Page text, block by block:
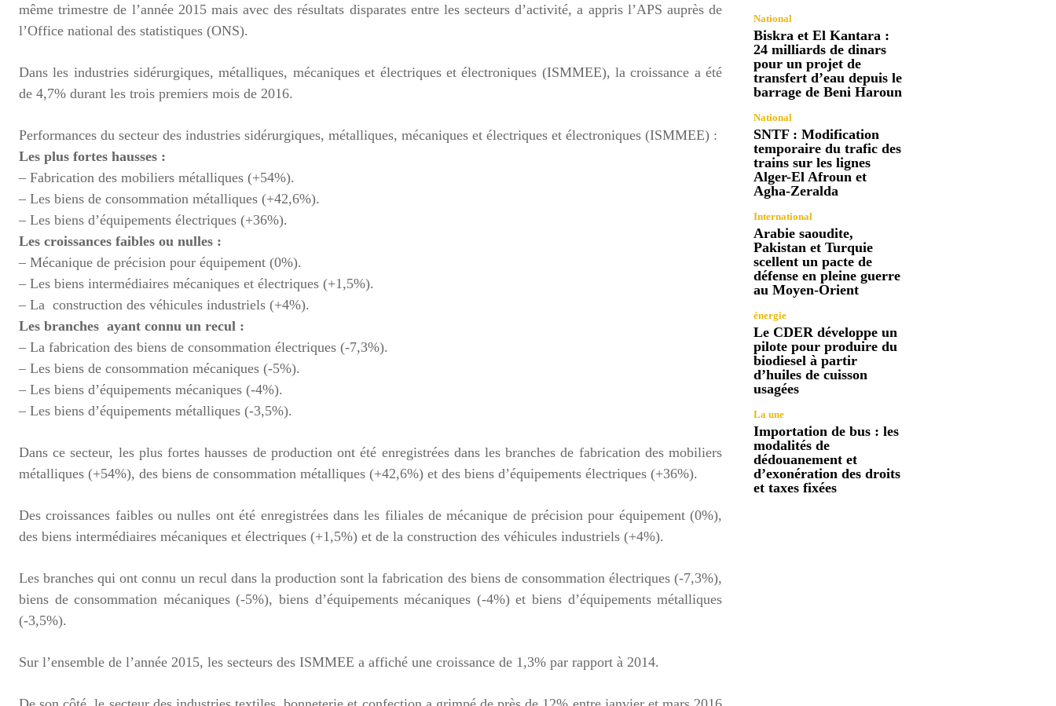
même trimestre de l’année 2015 mais avec des résultats disparates entre les secteurs d’activité, a appris l’APS auprès de
l’Office national des statistiques (ONS).
Dans les industries sidérurgiques, métalliques, mécaniques et électriques et électroniques (ISMMEE), la croissance a été
de 4,7% durant les trois premiers mois de 2016.
Performances du secteur des industries sidérurgiques, métalliques, mécaniques et électriques et électroniques (ISMMEE) :
Les plus fortes hausses :
– Fabrication des mobiliers métalliques (+54%).
– Les biens de consommation métalliques (+42,6%).
– Les biens d’équipements électriques (+36%).
Les croissances faibles ou nulles :
– Mécanique de précision pour équipement (0%).
– Les biens intermédiaires mécaniques et électriques (+1,5%).
– La construction des véhicules industriels (+4%).
Les branches ayant connu un recul :
– La fabrication des biens de consommation électriques (-7,3%).
– Les biens de consommation mécaniques (-5%).
– Les biens d’équipements mécaniques (-4%).
– Les biens d’équipements métalliques (-3,5%).
Dans ce secteur, les plus fortes hausses de production ont été enregistrées dans les branches de fabrication des mobiliers
métalliques (+54%), des biens de consommation métalliques (+42,6%) et des biens d’équipements électriques (+36%).
Des croissances faibles ou nulles ont été enregistrées dans les filiales de mécanique de précision pour équipement (0%),
des biens intermédiaires mécaniques et électriques (+1,5%) et de la construction des véhicules industriels (+4%).
Les branches qui ont connu un recul dans la production sont la fabrication des biens de consommation électriques (-7,3%),
biens de consommation mécaniques (-5%), biens d’équipements mécaniques (-4%) et biens d’équipements métalliques
(-3,5%).
Sur l’ensemble de l’année 2015, les secteurs des ISMMEE a affiché une croissance de 1,3% par rapport à 2014.
National
Biskra et El Kantara :
24 milliards de dinars
pour un projet de
transfert d’eau depuis le
barrage de Beni Haroun
National
SNTF : Modification
temporaire du trafic des
trains sur les lignes
Alger-El Afroun et
Agha-Zeralda
International
Arabie saoudite,
Pakistan et Turquie
scellent un pacte de
défense en pleine guerre
au Moyen-Orient
énergie
Le CDER développe un
pilote pour produire du
biodiesel à partir
d’huiles de cuisson
usagées
La une
Importation de bus : les
modalités de
dédouanement et
d’exonération des droits
et taxes fixées